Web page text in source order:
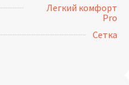
Легкий комфорт
Pro
Cетка